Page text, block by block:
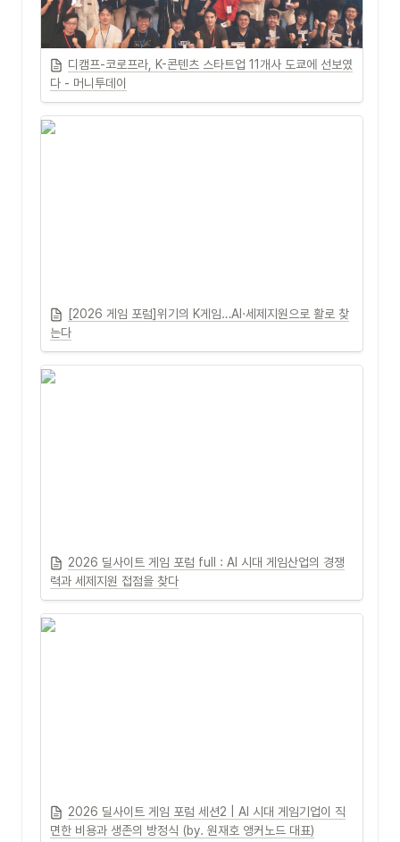
디캠프-코로프라, K-콘텐츠 스타트업 11개사 도쿄에 선보였
다 - 머니투데이
[2026 게임 포럼]위기의 K게임…AI·세제지원으로 활로 찾
는다
2026 딜사이트 게임 포럼 full : AI 시대 게임산업의 경쟁
력과 세제지원 접점을 찾다
2026 딜사이트 게임 포럼 세션2 | AI 시대 게임기업이 직
면한 비용과 생존의 방정식 (by. 원재호 앵커노드 대표)